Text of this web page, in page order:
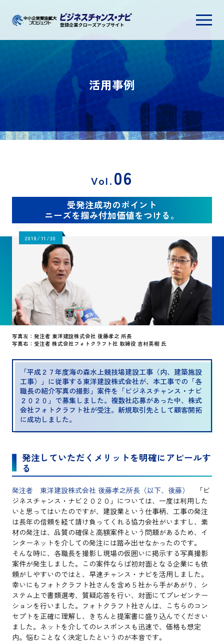
活用事例一覧
ビジネスチャンス・ナビとは？
専門家によるサポート
ご利用へ（無料）
活用事例
Vol. 06
受発注成功のポイント
ニーズを掴み付加価値をつける。
2018/11/30
写真左：発注者 東洋建設株式会社 後藤孝之 所長
写真右：受注者 株式会社フォトクラフト社 取締役 吉村英樹 氏
「平成２７年度海の森水上競技場建設工事（内、建築施設
工事）」に従事する東洋建設株式会社が、本工事での「各
職長の紹介写真の撮影」案件を「ビジネスチャンス・ナビ
２０２０」で募集しました。複数社応募があった中、株式
会社フォトクラフト社が受注。新規取引先として顧客開拓
に成功しました。
発注していただくメリットを明確にアピールす
る
発注者 東洋建設株式会社 後藤孝之所長（以下、後藤）
「ビ
ジネスチャンス・ナビ２０２０」については、一度は利用した
いと思ってはいたのですが、建設業という仕事柄、工事の発注
は長年の信頼を経て請け負ってくれる協力会社がいますし、素
材の発注は、品質の確保と高額案件という問題があるため、イ
ンターネットを介しての発注には踏み出せなかったのです。
そんな時に、各職長を撮影し現場の仮囲いに掲示する写真撮影
案件が発生しました。この案件ならば初対面となる企業にも依
頼がしやすいのではと、早速チャンス・ナビを活用しました。
幸いにもフォトクラフト社さんを含め５社から手があがり、シ
ステム上で書類選考、質疑応答を行い、対面にてプレゼンテー
ションを行いました。フォトクラフト社さんは、こちらのコン
セプトを正確に理解し、きちんと提案書に盛り込んでください
ました。ネットを介してのレスポンスも迅速で、価格も想定
内。悩むことなく決定したというのが本音です。